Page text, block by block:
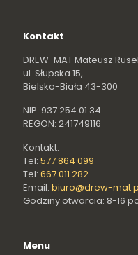
Kontakt
DREW-MAT Mateusz
ul. Słupska 15,
Bielsko-Biała 43-300
NIP: 937 254 01 34
REGON: 241749116
Kontakt:
Tel: 577 864 099
Tel: 667 011 282
Email: biuro@drew-
Godziny otwarcia: 8-16
Menu